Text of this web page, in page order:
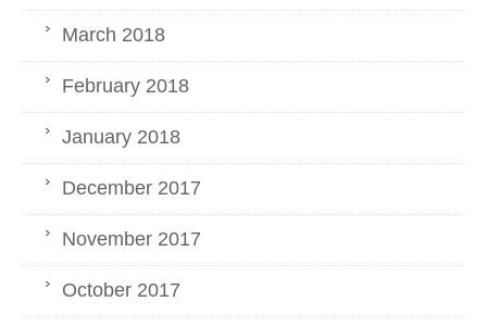
March 2018
February 2018
January 2018
December 2017
November 2017
October 2017